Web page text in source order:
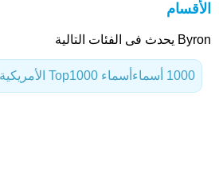
الأقسام
Byron يحدث فى الفئات التالية
أسماء Top1000 الأمريكية في عام 2009 1000 أسماء